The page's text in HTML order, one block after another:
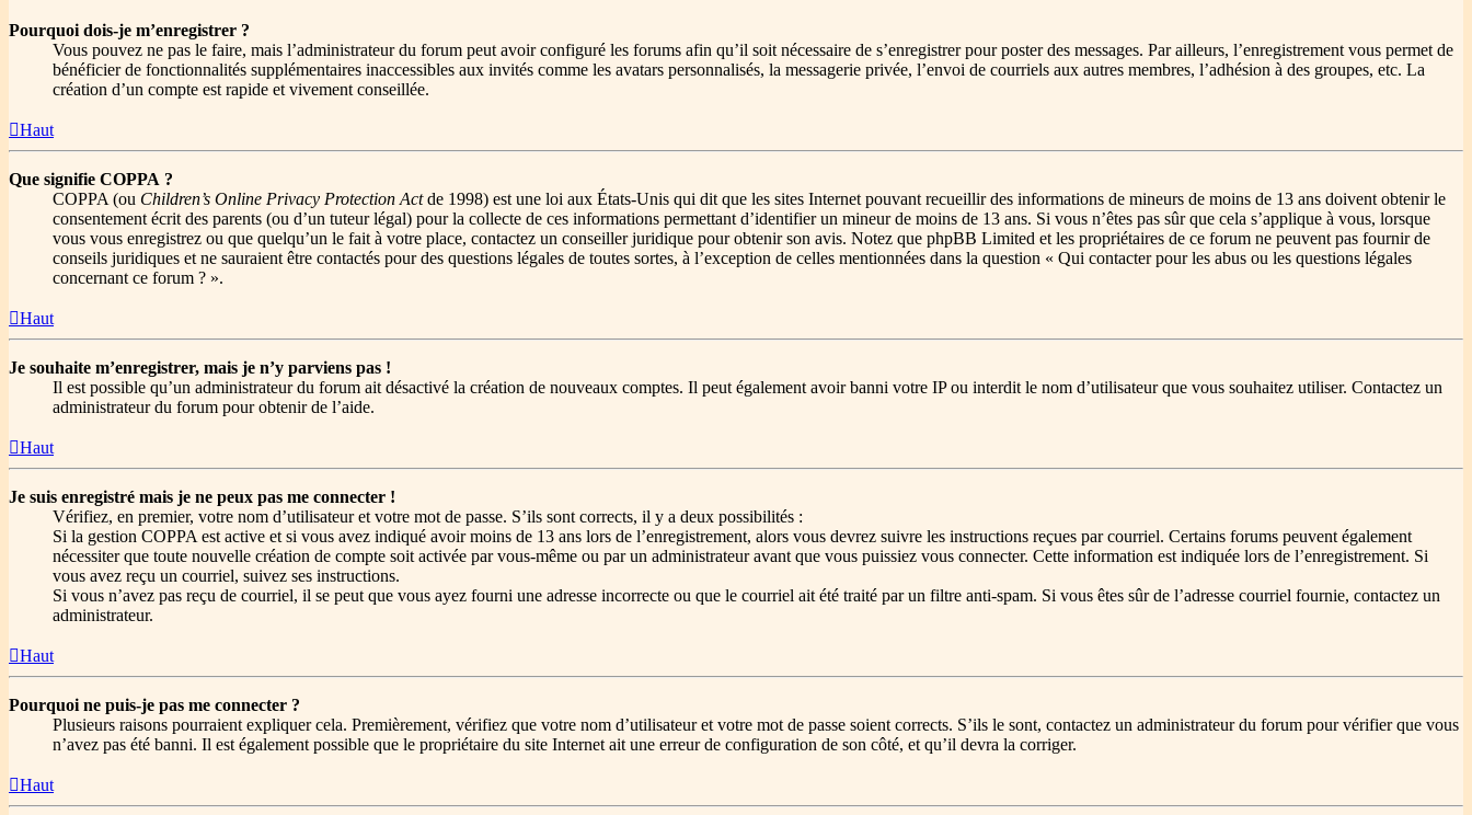
Pourquoi dois-je m’enregistrer ?
Vous pouvez ne pas le faire, mais l’administrateur du forum peut avoir configuré les forums afin qu’il soit nécessaire de s’enregistrer pour poster des messages. Par ailleurs, l’enregistrement vous permet de
bénéficier de fonctionnalités supplémentaires inaccessibles aux invités comme les avatars personnalisés, la messagerie privée, l’envoi de courriels aux autres membres, l’adhésion à des groupes, etc. La
création d’un compte est rapide et vivement conseillée.
Haut
Que signifie COPPA ?
COPPA (ou Children’s Online Privacy Protection Actde 1998) est une loi aux États-Unis qui dit que les sites Internet pouvant recueillir des informations de mineurs de moins de 13 ans doivent obtenir le
consentement écrit des parents (ou d’un tuteur légal) pour la collecte de ces informations permettant d’identifier un mineur de moins de 13 ans. Si vous n’êtes pas sûr que cela s’applique à vous, lorsque
vous vous enregistrez ou que quelqu’un le fait à votre place, contactez un conseiller juridique pour obtenir son avis. Notez que phpBB Limited et les propriétaires de ce forum ne peuvent pas fournir de
conseils juridiques et ne sauraient être contactés pour des questions légales de toutes sortes, à l’exception de celles mentionnées dans la question « Qui contacter pour les abus ou les questions légales
concernant ce forum ? ».
Haut
Je souhaite m’enregistrer, mais je n’y parviens pas !
Il est possible qu’un administrateur du forum ait désactivé la création de nouveaux comptes. Il peut également avoir banni votre IP ou interdit le nom d’utilisateur que vous souhaitez utiliser. Contactez un
administrateur du forum pour obtenir de l’aide.
Haut
Je suis enregistré mais je ne peux pas me connecter !
Vérifiez, en premier, votre nom d’utilisateur et votre mot de passe. S’ils sont corrects, il y a deux possibilités :
Si la gestion COPPA est active et si vous avez indiqué avoir moins de 13 ans lors de l’enregistrement, alors vous devrez suivre les instructions reçues par courriel. Certains forums peuvent également
nécessiter que toute nouvelle création de compte soit activée par vous-même ou par un administrateur avant que vous puissiez vous connecter. Cette information est indiquée lors de l’enregistrement. Si
vous avez reçu un courriel, suivez ses instructions.
Si vous n’avez pas reçu de courriel, il se peut que vous ayez fourni une adresse incorrecte ou que le courriel ait été traité par un filtre anti-spam. Si vous êtes sûr de l’adresse courriel fournie, contactez un
administrateur.
Haut
Pourquoi ne puis-je pas me connecter ?
Plusieurs raisons pourraient expliquer cela. Premièrement, vérifiez que votre nom d’utilisateur et votre mot de passe soient corrects. S’ils le sont, contactez un administrateur du forum pour vérifier que vous
n’avez pas été banni. Il est également possible que le propriétaire du site Internet ait une erreur de configuration de son côté, et qu’il devra la corriger.
Haut